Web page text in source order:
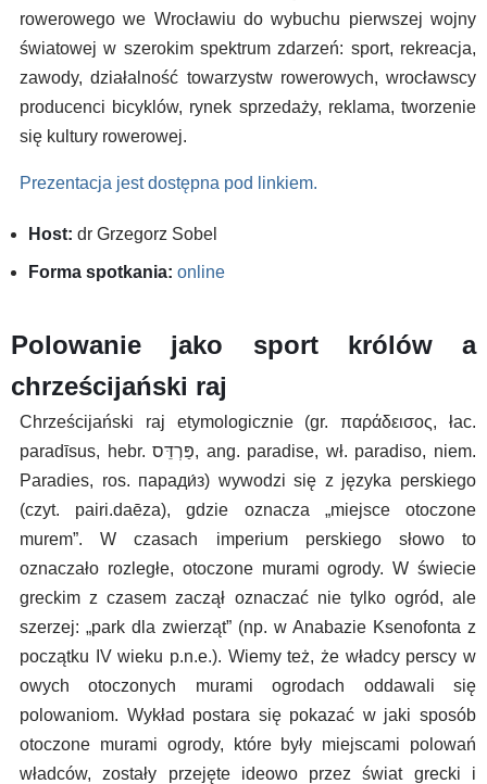
rowerowego we Wrocławiu do wybuchu pierwszej wojny
światowej w szerokim spektrum zdarzeń: sport, rekreacja,
zawody, działalność towarzystw rowerowych, wrocławscy
producenci bicyklów, rynek sprzedaży, reklama, tworzenie
się kultury rowerowej.
Prezentacja jest dostępna pod linkiem.
Host: dr Grzegorz Sobel
Forma spotkania: online
Polowanie jako sport królów a
chrześcijański raj
Chrześcijański raj etymologicznie (gr. παράδεισος, łac.
paradīsus, hebr. פַּרְדֵּס, ang. paradise, wł. paradiso, niem.
Paradies, ros. паради́з) wywodzi się z języka perskiego
(czyt. pairi.daēza), gdzie oznacza „miejsce otoczone
murem”. W czasach imperium perskiego słowo to
oznaczało rozległe, otoczone murami ogrody. W świecie
greckim z czasem zaczął oznaczać nie tylko ogród, ale
szerzej: „park dla zwierząt” (np. w Anabazie Ksenofonta z
początku IV wieku p.n.e.). Wiemy też, że władcy perscy w
owych otoczonych murami ogrodach oddawali się
polowaniom. Wykład postara się pokazać w jaki sposób
otoczone murami ogrody, które były miejscami polowań
władców, zostały przejęte ideowo przez świat grecki i